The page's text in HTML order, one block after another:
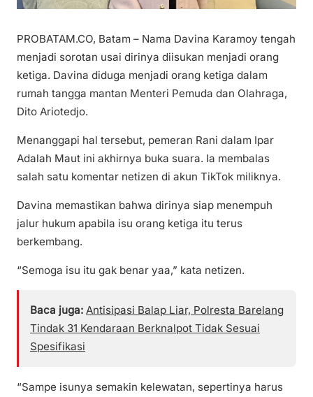
PROBATAM.CO, Batam – Nama Davina Karamoy tengah
menjadi sorotan usai dirinya diisukan menjadi orang
ketiga. Davina diduga menjadi orang ketiga dalam
rumah tangga mantan Menteri Pemuda dan Olahraga,
Dito Ariotedjo.
Menanggapi hal tersebut, pemeran Rani dalam Ipar
Adalah Maut ini akhirnya buka suara. Ia membalas
salah satu komentar netizen di akun TikTok miliknya.
Davina memastikan bahwa dirinya siap menempuh
jalur hukum apabila isu orang ketiga itu terus
berkembang.
“Semoga isu itu gak benar yaa,” kata netizen.
Baca juga: Antisipasi Balap Liar, Polresta Barelang
Tindak 31 Kendaraan Berknalpot Tidak Sesuai
Spesifikasi
“Sampe isunya semakin kelewatan, sepertinya harus